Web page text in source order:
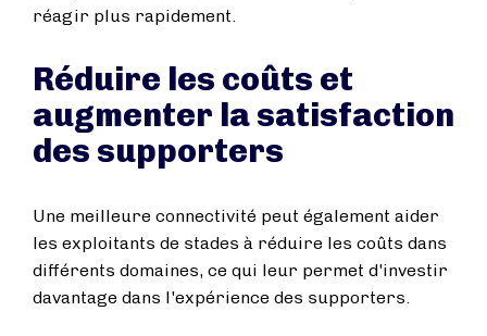
réagir plus rapidement.
Réduire les coûts et
augmenter la satisfaction
des supporters
Une meilleure connectivité peut également aider
les exploitants de stades à réduire les coûts dans
différents domaines, ce qui leur permet d'investir
davantage dans l'expérience des supporters.